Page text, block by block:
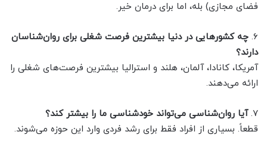
فضای مجازی) بله، اما برای درمان خیر.
۶. چه کشورهایی در دنیا بیشترین فرصت شغلی برای روان‌شناسان
دارند؟
آمریکا، کانادا، آلمان، هلند و استرالیا بیشترین فرصت‌های شغلی را
ارائه می‌دهند.
۷. آیا روان‌شناسی می‌تواند خودشناسی ما را بیشتر کند؟
قطعاً. بسیاری از افراد فقط برای رشد فردی وارد این حوزه می‌شوند.